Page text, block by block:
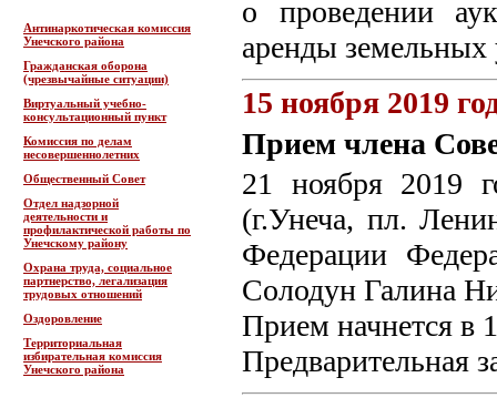
Антинаркотическая комиссия
Унечского района
Гражданская оборона
(чрезвычайные ситуации)
Виртуальный учебно-
консультационный пункт
Комиссия по делам
несовершеннолетних
Общественный Совет
Отдел надзорной
деятельности и
профилактической работы по
Унечскому району
Охрана труда, социальное
партнерство, легализация
трудовых отношений
Оздоровление
Территориальная
избирательная комиссия
Унечского района
о проведении
аренды земельных
15 ноября 2019
Прием члена
21 ноября 2019
(г.Унеча, пл.
Федерации
Солодун Галина
Прием начнется в
Предварительная